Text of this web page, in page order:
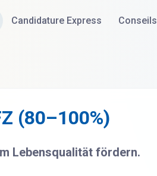
Candidature Express Conseils
(80–100%)
Lebensqualität fördern.